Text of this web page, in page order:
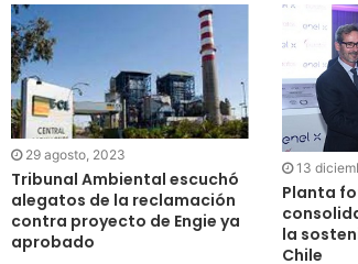
29 agosto, 2023
Tribunal Ambiental escuchó
alegatos de la reclamación
contra proyecto de Engie ya
aprobado
13
Planta
la
Chile